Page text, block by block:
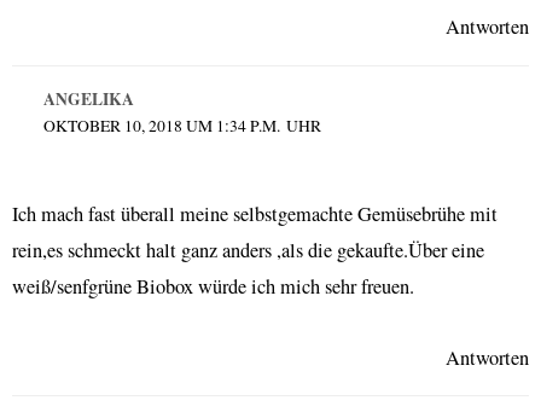
Antworten
ANGELIKA
OKTOBER 10, 2018 UM 1:34 P.M. UHR
Ich mach fast überall meine selbstgemachte Gemüsebrühe mit
rein,es schmeckt halt ganz anders ,als die gekaufte.Über eine
weiß/senfgrüne Biobox würde ich mich sehr freuen.
Antworten